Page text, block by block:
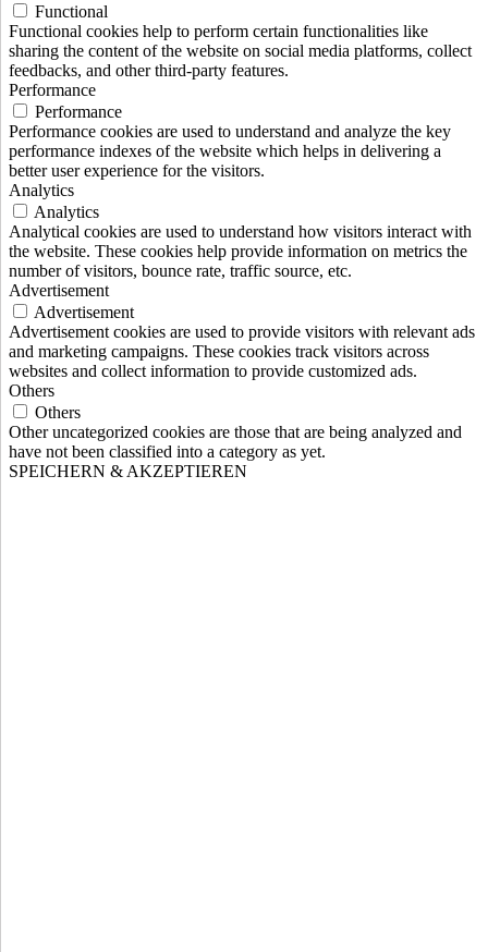
Functional
Functional cookies help to perform certain functionalities like
sharing the content of the website on social media platforms, collect
feedbacks, and other third-party features.
Performance
Performance
Performance cookies are used to understand and analyze the key
performance indexes of the website which helps in delivering a
better user experience for the visitors.
Analytics
Analytics
Analytical cookies are used to understand how visitors interact with
the website. These cookies help provide information on metrics the
number of visitors, bounce rate, traffic source, etc.
Advertisement
Advertisement
Advertisement cookies are used to provide visitors with relevant ads
and marketing campaigns. These cookies track visitors across
websites and collect information to provide customized ads.
Others
Others
Other uncategorized cookies are those that are being analyzed and
have not been classified into a category as yet.
SPEICHERN & AKZEPTIEREN